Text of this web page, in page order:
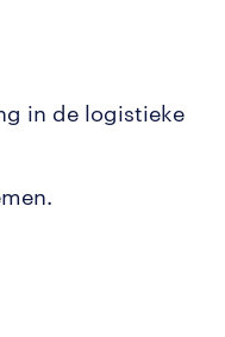
in de logistieke